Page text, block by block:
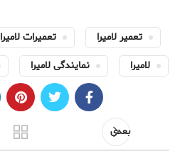
تعمیر لامیرا تعمیرات لامیرا
لامیرا
نمایندگی لامیرا
بعدی